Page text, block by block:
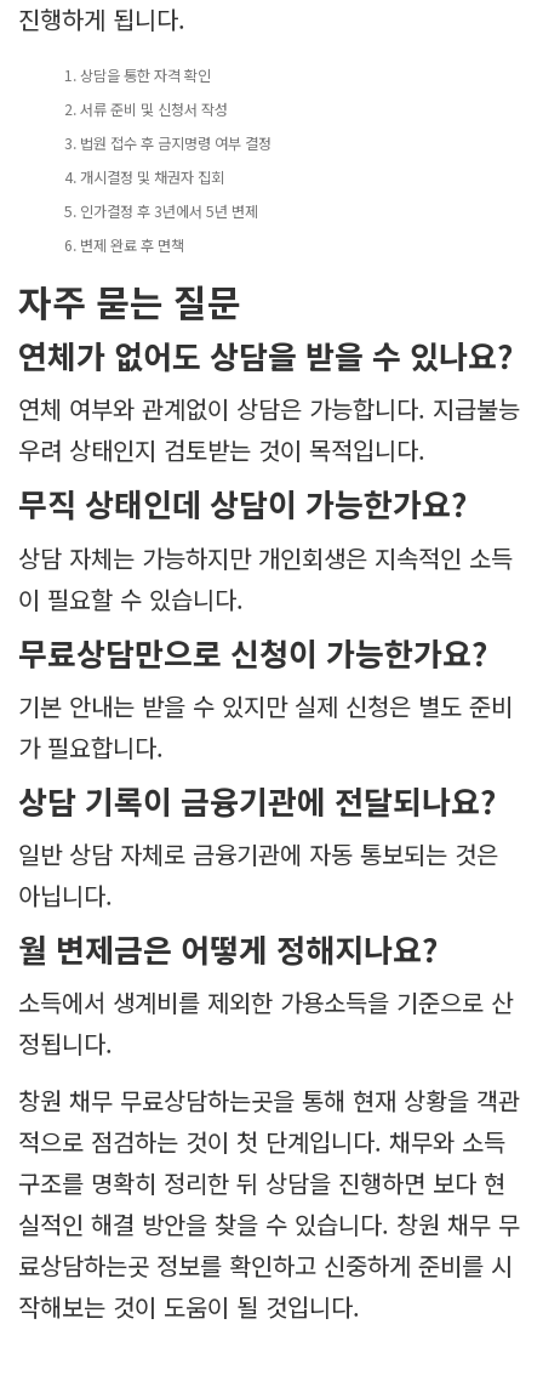
진행하게 됩니다.
상담을 통한 자격 확인
서류 준비 및 신청서 작성
법원 접수 후 금지명령 여부 결정
개시결정 및 채권자 집회
인가결정 후 3년에서 5년 변제
변제 완료 후 면책
자주 묻는 질문
연체가 없어도 상담을 받을 수 있나요?
연체 여부와 관계없이 상담은 가능합니다. 지급불능
우려 상태인지 검토받는 것이 목적입니다.
무직 상태인데 상담이 가능한가요?
상담 자체는 가능하지만 개인회생은 지속적인 소득
이 필요할 수 있습니다.
무료상담만으로 신청이 가능한가요?
기본 안내는 받을 수 있지만 실제 신청은 별도 준비
가 필요합니다.
상담 기록이 금융기관에 전달되나요?
일반 상담 자체로 금융기관에 자동 통보되는 것은
아닙니다.
월 변제금은 어떻게 정해지나요?
소득에서 생계비를 제외한 가용소득을 기준으로 산
정됩니다.
창원 채무 무료상담하는곳을 통해 현재 상황을 객관
적으로 점검하는 것이 첫 단계입니다. 채무와 소득
구조를 명확히 정리한 뒤 상담을 진행하면 보다 현
실적인 해결 방안을 찾을 수 있습니다. 창원 채무 무
료상담하는곳 정보를 확인하고 신중하게 준비를 시
작해보는 것이 도움이 될 것입니다.